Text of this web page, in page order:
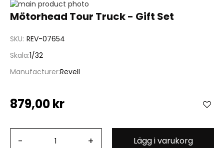
Mötorhead Tour Truck - Gift Set
SKU REV-07654
Skala 1/32
ManufacturerRevell
879,00 kr
- + Lägg i varukorg
Hoppa
till
bildgalleriet
Hoppa
av
bildgalleriet